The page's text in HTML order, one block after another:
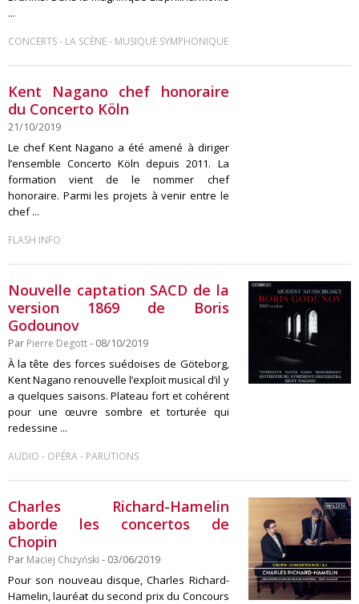
...
CONCERTS- LA SCÈNE- MUSIQUE SYMPHONIQUE
Kent Nagano chef honoraire
du Concerto Köln
21/10/2019
Le chef Kent Nagano a été amené à diriger
l’ensemble Concerto Köln depuis 2011. La
formation vient de le nommer chef
honoraire. Parmi les projets à venir entre le
chef ...
FLASH INFO
Nouvelle captation SACD de la
version 1869 de Boris
Godounov
Par Pierre Degott- 08/10/2019
À la tête des forces suédoises de Göteborg,
Kent Nagano renouvelle l’exploit musical d’il y
a quelques saisons. Plateau fort et cohérent
pour une œuvre sombre et torturée qui
redessine ...
AUDIO - OPÉRA- PARUTIONS
Charles Richard-Hamelin
aborde les concertos de
Chopin
Par Maciej Chiżyński - 03/06/2019
Pour son nouveau disque, Charles Richard-
Hamelin, lauréat du second prix du Concours